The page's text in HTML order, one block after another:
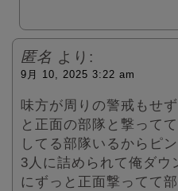
匿名 より:
9月 10, 2025 3:22 am
味方が周りの警戒もせ
と正面の部隊と撃って
してる部隊いるからピ
3人に詰められて俺ダウ
にずっと正面撃ってて